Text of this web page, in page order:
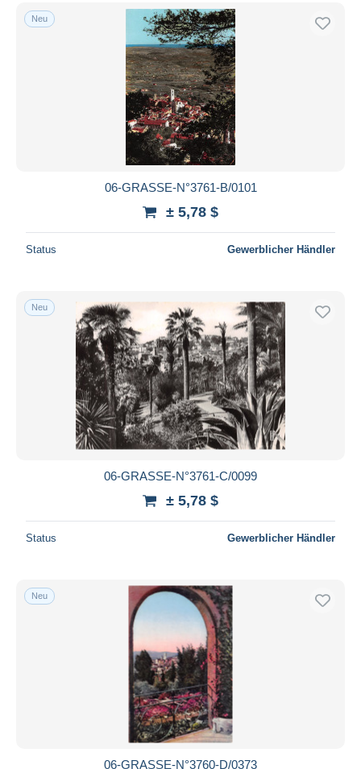
Neu
06-GRASSE-N°3761-B/0101
± 5,78 $
Status Gewerblicher Händler
Neu
06-GRASSE-N°3761-C/0099
± 5,78 $
Status Gewerblicher Händler
Neu
06-GRASSE-N°3760-D/0373